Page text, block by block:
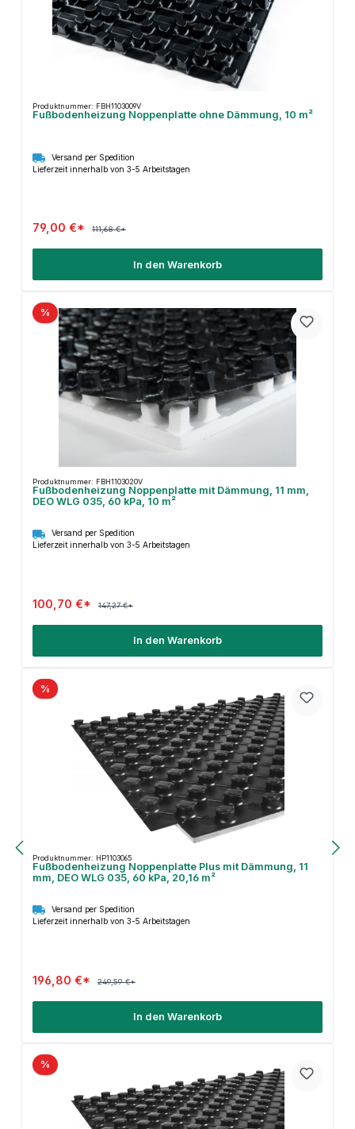
Produktnummer: FBH1103009V
Fußbodenheizung Noppenplatte ohne Dämmung, 10 m²
Versand per Spedition
Lieferzeit innerhalb von 3-5 Arbeitstagen
79,00 €* 111,68 €*
In den Warenkorb
%
Produktnummer: FBH1103020V
Fußbodenheizung Noppenplatte mit Dämmung, 11 mm,
DEO WLG 035, 60 kPa, 10 m²
Versand per Spedition
Lieferzeit innerhalb von 3-5 Arbeitstagen
100,70 €* 147,27 €*
In den Warenkorb
%
Produktnummer: HP1103065
Fußbodenheizung Noppenplatte Plus mit Dämmung, 11
mm, DEO WLG 035, 60 kPa, 20,16 m²
Versand per Spedition
Lieferzeit innerhalb von 3-5 Arbeitstagen
196,80 €* 249,59 €*
In den Warenkorb
%